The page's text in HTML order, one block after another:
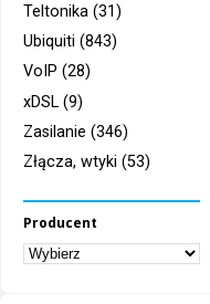
Teltonika (31)
Ubiquiti (843)
VoIP (28)
xDSL (9)
Zasilanie (346)
Złącza, wtyki (53)
Producent